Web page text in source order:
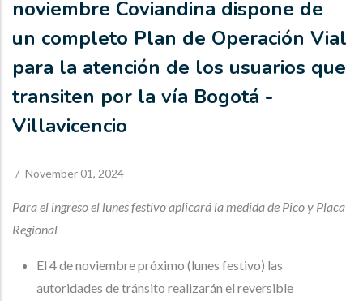
noviembre Coviandina dispone de
un completo Plan de Operación Vial
para la atención de los usuarios que
transiten por la vía Bogotá -
Villavicencio
/ November 01, 2024
Para el ingreso el lunes festivo aplicará la medida de Pico y Placa
Regional
El 4 de noviembre próximo (lunes festivo) las
autoridades de tránsito realizarán el reversible